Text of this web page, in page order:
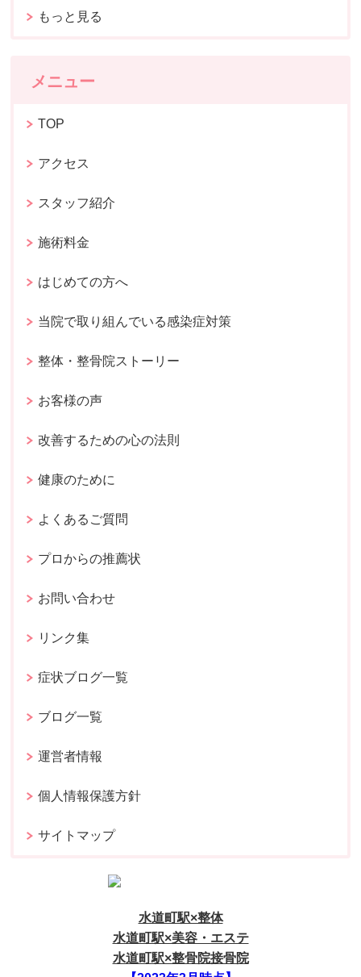
もっと見る
メニュー
TOP
アクセス
スタッフ紹介
施術料金
はじめての方へ
当院で取り組んでいる感染症対策
整体・整骨院ストーリー
お客様の声
改善するための心の法則
健康のために
よくあるご質問
プロからの推薦状
お問い合わせ
リンク集
症状ブログ一覧
ブログ一覧
運営者情報
個人情報保護方針
サイトマップ
水道町駅×整体
水道町駅×美容・エステ
水道町駅×整骨院接骨院